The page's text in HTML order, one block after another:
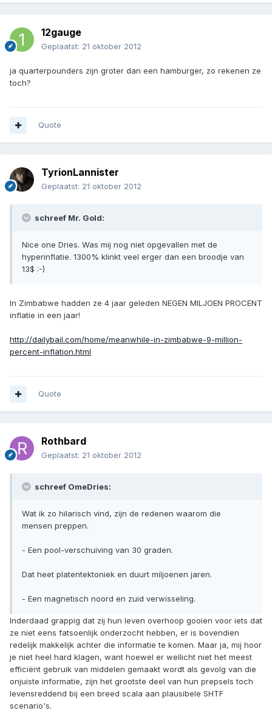
12gauge
Geplaatst: 21 oktober 2012
ja quarterpounders zijn groter dan een hamburger, zo rekenen ze
toch?
Quote
TyrionLannister
Geplaatst: 21 oktober 2012
schreef Mr. Gold:
Nice one Dries. Was mij nog niet opgevallen met de
hyperinflatie. 1300% klinkt veel erger dan een broodje van
13$ :-)
In Zimbabwe hadden ze 4 jaar geleden NEGEN MILJOEN PROCENT
inflatie in een jaar!
http://dailybail.com/home/meanwhile-in-zimbabwe-9-million-
percent-inflation.html
Quote
Rothbard
Geplaatst: 21 oktober 2012
schreef OmeDries:
Wat ik zo hilarisch vind, zijn de redenen waarom die
mensen preppen.
- Een pool-verschuiving van 30 graden.
Dat heet platentektoniek en duurt miljoenen jaren.
- Een magnetisch noord en zuid verwisseling.
Inderdaad grappig dat zij hun leven overhoop gooien voor iets dat
ze niet eens fatsoenlijk onderzocht hebben, er is bovendien
redelijk makkelijk achter die informatie te komen. Maar ja, mij hoor
je niet heel hard klagen, want hoewel er wellicht niet het meest
efficiënt gebruik van middelen gemaakt wordt als gevolg van die
onjuiste informatie, zijn het grootste deel van hun prepsels toch
levensreddend bij een breed scala aan plausibele SHTF
scenario's.